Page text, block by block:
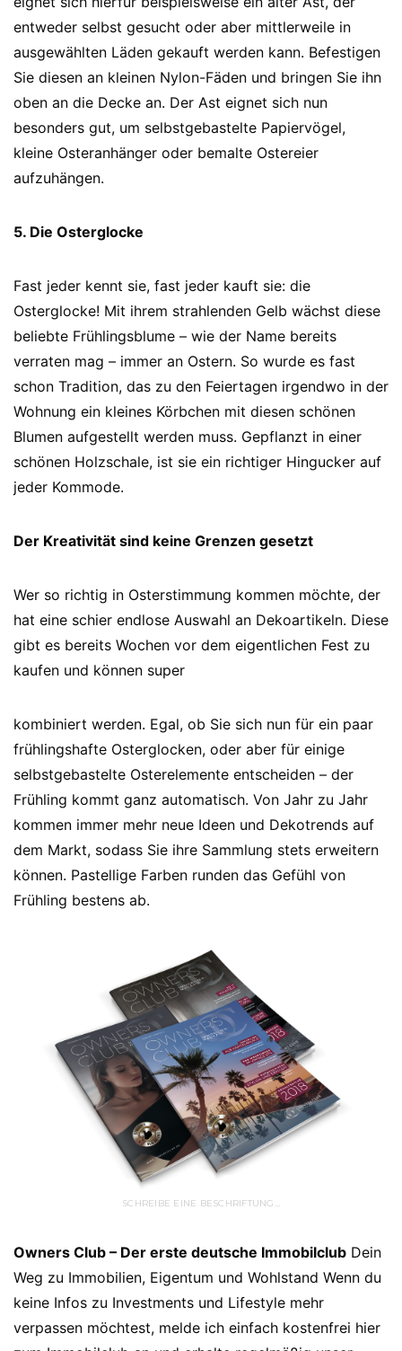
entweder selbst gesucht oder aber mittlerweile in
ausgewählten Läden gekauft werden kann. Befestigen
Sie diesen an kleinen Nylon-Fäden und bringen Sie ihn
oben an die Decke an. Der Ast eignet sich nun
besonders gut, um selbstgebastelte Papiervögel,
kleine Osteranhänger oder bemalte Ostereier
aufzuhängen.
5. Die Osterglocke
Fast jeder kennt sie, fast jeder kauft sie: die
Osterglocke! Mit ihrem strahlenden Gelb wächst diese
beliebte Frühlingsblume – wie der Name bereits
verraten mag – immer an Ostern. So wurde es fast
schon Tradition, das zu den Feiertagen irgendwo in der
Wohnung ein kleines Körbchen mit diesen schönen
Blumen aufgestellt werden muss. Gepflanzt in einer
schönen Holzschale, ist sie ein richtiger Hingucker auf
jeder Kommode.
Der Kreativität sind keine Grenzen gesetzt
Wer so richtig in Osterstimmung kommen möchte, der
hat eine schier endlose Auswahl an Dekoartikeln. Diese
gibt es bereits Wochen vor dem eigentlichen Fest zu
kaufen und können super
kombiniert werden. Egal, ob Sie sich nun für ein paar
frühlingshafte Osterglocken, oder aber für einige
selbstgebastelte Osterelemente entscheiden – der
Frühling kommt ganz automatisch. Von Jahr zu Jahr
kommen immer mehr neue Ideen und Dekotrends auf
dem Markt, sodass Sie ihre Sammlung stets erweitern
können. Pastellige Farben runden das Gefühl von
Frühling bestens ab.
SCHREIBE EINE BESCHRIFTUNG…
Owners Club – Der erste deutsche Immobilclub Dein
Weg zu Immobilien, Eigentum und Wohlstand Wenn du
keine Infos zu Investments und Lifestyle mehr
verpassen möchtest, melde ich einfach kostenfrei hier